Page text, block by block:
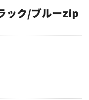
ック/ブルーzip